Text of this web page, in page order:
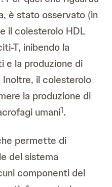
è stato osservato (in
il colesterolo HDL
T, inibendo la
e la produzione di
Inoltre, il colesterolo
la produzione di
umani1.
permette di
del sistema
componenti del